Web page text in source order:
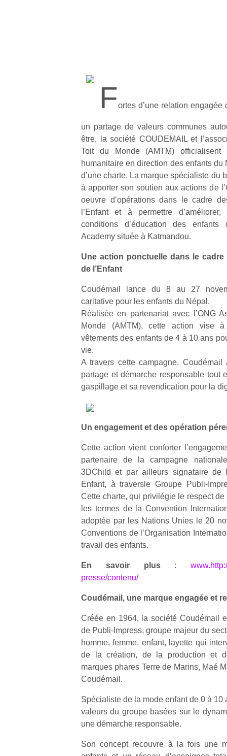
Fortes d’une relation
un partage de valeurs communes
être, la société COUDEMAIL et
Toit du Monde (AMTM)
humanitaire en direction des enfants
d’une charte. La marque spécialiste du
à apporter son soutien aux actions de
oeuvre d’opérations dans le cadre
l’Enfant et à permettre
conditions d’éducation des enfants
Academy située à Katmandou.
Une action ponctuelle dans le
de l’Enfant
Coudémail lance du 8 au 27
caritative pour les enfants du Népal.
Réalisée en partenariat avec l’ONG
Monde (AMTM), cette action vise
vêtements des enfants de 4 à 10 ans
vie.
A travers cette campagne,
partage et démarche responsable tout
gaspillage et sa revendication pour la
Un engagement et des opération
Cette action vient conforter
partenaire de la campagne
3DChild et par ailleurs signataire de
Enfant, à traversle Groupe Publi-
Cette charte, qui privilégie le respect de
les termes de la Convention
adoptée par les Nations Unies le 20
Conventions de l’Organisation
travail des enfants.
En savoir plus :
presse/contenu/
Coudémail, une marque engagée et
Créée en 1964, la société Coudémail
de Publi-Impress, groupe majeur du
homme, femme, enfant, layette qui
de la création, de la production et
marques phares Terre de Marins, Maé
Coudémail.
Spécialiste de la mode enfant de 0 à
valeurs du groupe basées sur le
une démarche responsable.
Son concept recouvre à la fois une
à
…